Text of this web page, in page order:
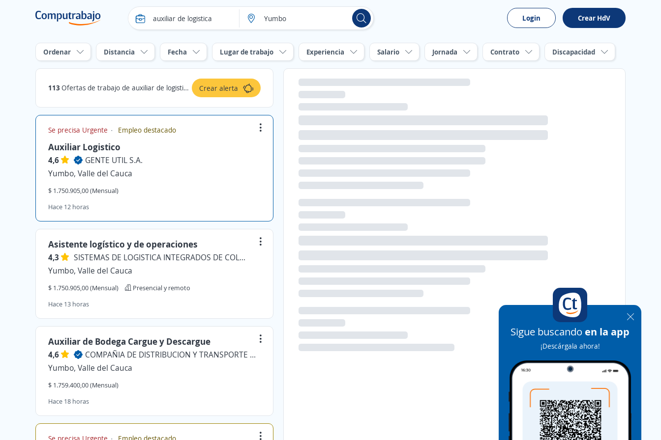
Login Crear HdV
Ordenar Distancia Fecha Lugar de trabajo Experiencia Salario Jornada Contrato Discapacidad
113 Ofertas de trabajo de auxiliar de logistica en Yumbo, Valle del Cauca Crear alerta
Se precisa Urgente Empleo destacado
Auxiliar Logistico
4,6
GENTE UTIL S.A.
Yumbo, Valle del Cauca
$ 1.750.905,00 (Mensual)
Hace 12 horas
Asistente logístico y de operaciones
4,3
SISTEMAS DE LOGISTICA INTEGRADOS DE COLOMBIA
Yumbo, Valle del Cauca
$ 1.750.905,00 (Mensual)
Presencial y remoto
Hace 13 horas
Auxiliar de Bodega Cargue y Descargue
4,6
COMPAÑIA DE DISTRIBUCION Y TRANSPORTE S.A. DITRANSA
Yumbo, Valle del Cauca
$ 1.759.400,00 (Mensual)
Hace 18 horas
Sigue buscando en la app
¡Descárgala ahora!